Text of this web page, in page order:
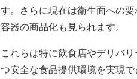
す。さらに現在は衛生面への
容器の商品化も見られます。
これらは特に飲食店やデリバ
つ安全な食品提供環境を実現